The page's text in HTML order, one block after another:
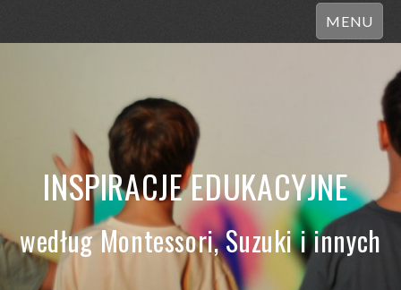
MENU
INSPIRACJE EDUKACYJNE
według Montessori, Suzuki i innych